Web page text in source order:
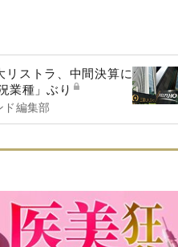
リストラ、中間決算に
業種」ぶり
編集部